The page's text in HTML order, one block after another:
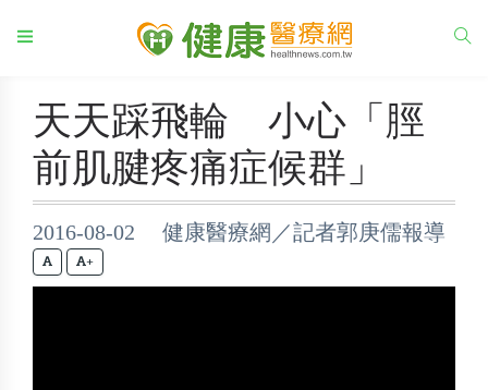
天天踩飛輪 小心「脛
前肌腱疼痛症候群」
2016-08-02 健康醫療網／記者郭庚儒報導
+